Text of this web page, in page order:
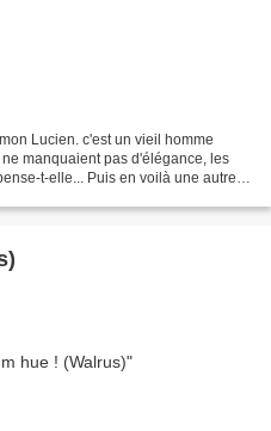
Lucien. c'est un vieil homme
manquaient pas d'élégance, les
t-elle... Puis en voilà une autre,